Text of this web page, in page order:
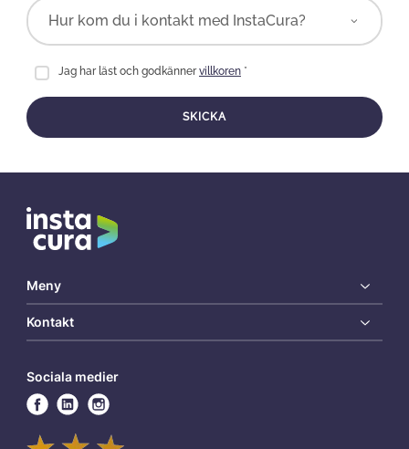
Jag har läst och godkännervillkoren*
SKICKA
Meny
Kontakt
Sociala medier